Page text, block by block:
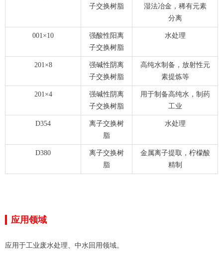
子交换树脂
湿法冶金，稀有元素
分离
001×10
强酸性阳离
子交换树脂
水处理
201×8
强碱性阴离
子交换树脂
高纯水制备，放射性元
素提炼等
201×4
强碱性阴离
子交换树脂
用于制备高纯水，制药
工业
D354
离子交换树
脂
水处理
D380
离子交换树
脂
金属离子提取，柠檬酸
精制
应用领域
应用于工业废水处理、中水回用领域。